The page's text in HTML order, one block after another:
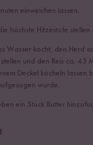
einweichen lassen.
höchste Hitzestufe
Wasser kocht, den Herd
stellen und den Reis ca. 45
Deckel köcheln lassen
wurde.
ein Stück Butter